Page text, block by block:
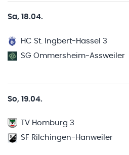
Sa, 18.04.
HC St. Ingbert-Hassel 3
SG Ommersheim-Assweiler
So, 19.04.
TV Homburg 3
SF Rilchingen-Hanweiler